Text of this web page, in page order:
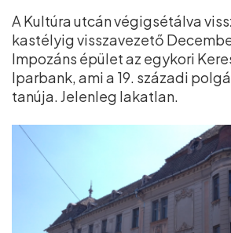
A Kultúra utcán végigsétálva
kastélyig visszavezető
Impozáns épület az egykori
Iparbank, ami a 19. századi
tanúja. Jelenleg lakatlan.